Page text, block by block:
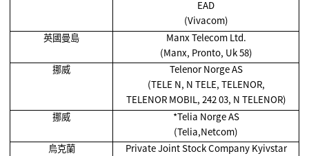
EAD
(Vivacom)
英國曼島
Manx Telecom Ltd.
(Manx, Pronto, Uk 58)
挪威
Telenor Norge AS
(TELE N, N TELE, TELENOR,
TELENOR MOBIL, 242 03, N TELENOR)
挪威
*Telia Norge AS
(Telia,Netcom)
烏克蘭
Private Joint Stock Company Kyivstar